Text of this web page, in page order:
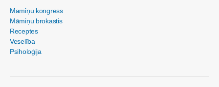
Māmiņu kongress
Māmiņu brokastis
Receptes
Veselība
Psiholoģija